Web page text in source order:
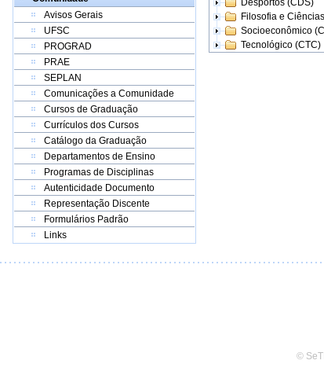
Avisos Gerais
UFSC
PROGRAD
PRAE
SEPLAN
Comunicações a Comunidade
Cursos de Graduação
Currículos dos Cursos
Catálogo da Graduação
Departamentos de Ensino
Programas de Disciplinas
Autenticidade Documento
Representação Discente
Formulários Padrão
Links
Desportos (CDS)
Filosofia e
Socioeconômico
Tecnológico (CTC)
©